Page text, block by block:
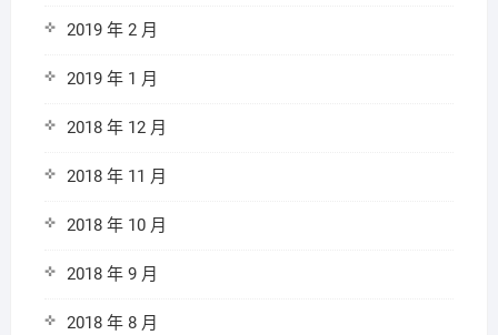
2019 年 2 月
2019 年 1 月
2018 年 12 月
2018 年 11 月
2018 年 10 月
2018 年 9 月
2018 年 8 月